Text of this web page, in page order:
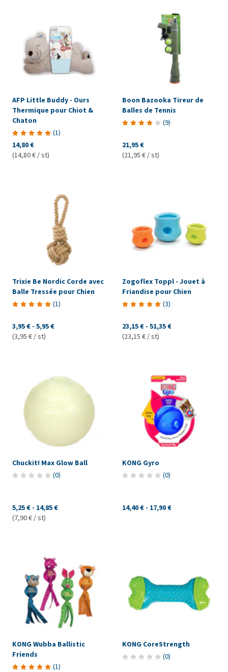
AFP Little Buddy - Ours
Thermique pour Chiot &
Chaton
(1)
14,80 €
(14,80 € / st)
Boon Bazooka Tireur de
Balles de Tennis
(9)
21,95 €
(21,95 € / st)
Trixie Be Nordic Corde avec
Balle Tressée pour Chien
(1)
3,95 € - 5,95 €
(3,95 € / st)
Zogoflex Toppl - Jouet à
Friandise pour Chien
(3)
23,15 € - 51,35 €
(23,15 € / st)
Chuckit! Max Glow Ball
(0)
5,25 € - 14,85 €
(7,90 € / st)
KONG Gyro
(0)
14,40 € - 17,90 €
KONG Wubba Ballistic
Friends
(1)
KONG CoreStrength
(0)